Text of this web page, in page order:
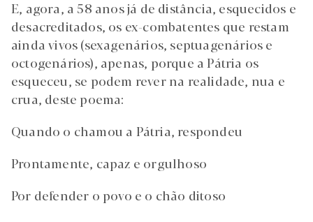
E, agora, a 58 anos já de distância, esquecidos e
desacreditados, os ex-combatentes que restam
ainda vivos (sexagenários, septuagenários e
octogenários), apenas, porque a Pátria os
esqueceu, se podem rever na realidade, nua e
crua, deste poema:
Quando o chamou a Pátria, respondeu
Prontamente, capaz e orgulhoso
Por defender o povo e o chão ditoso